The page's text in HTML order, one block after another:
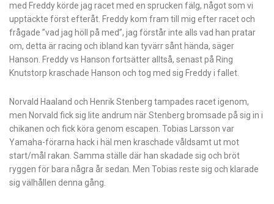
med Freddy körde jag racet med en sprucken fälg, något som vi
upptäckte först efteråt. Freddy kom fram till mig efter racet och
frågade ”vad jag höll på med”, jag förstår inte alls vad han pratar
om, detta är racing och ibland kan tyvärr sånt hända, säger
Hanson. Freddy vs Hanson fortsätter alltså, senast på Ring
Knutstorp kraschade Hanson och tog med sig Freddy i fallet.
Norvald Haaland och Henrik Stenberg tampades racet igenom,
men Norvald fick sig lite andrum när Stenberg bromsade på sig in i
chikanen och fick köra genom escapen. Tobias Larsson var
Yamaha-förarna hack i häl men kraschade våldsamt ut mot
start/mål rakan. Samma ställe där han skadade sig och bröt
ryggen för bara några år sedan. Men Tobias reste sig och klarade
sig välhållen denna gång.